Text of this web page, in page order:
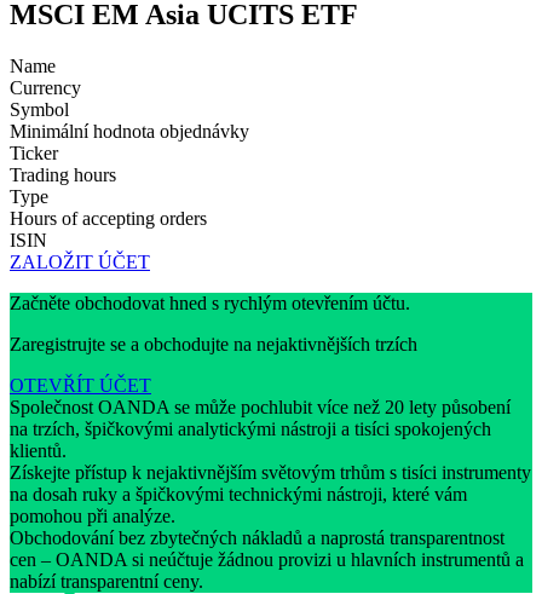
MSCI EM Asia UCITS ETF
Name
Currency
Symbol
Minimální hodnota objednávky
Ticker
Trading hours
Type
Hours of accepting orders
ISIN
ZALOŽIT ÚČET
Začněte obchodovat hned s rychlým otevřením účtu.
Zaregistrujte se a obchodujte na nejaktivnějších trzích
OTEVŘÍT ÚČET
Společnost OANDA se může pochlubit více než 20 lety působení
na trzích, špičkovými analytickými nástroji a tisíci spokojených
klientů.
Získejte přístup k nejaktivnějším světovým trhům s tisíci instrumenty
na dosah ruky a špičkovými technickými nástroji, které vám
pomohou při analýze.
Obchodování bez zbytečných nákladů a naprostá transparentnost
cen – OANDA si neúčtuje žádnou provizi u hlavních instrumentů a
nabízí transparentní ceny.